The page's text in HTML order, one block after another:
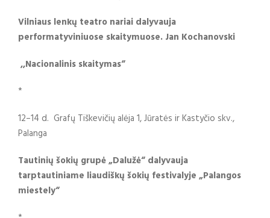
Vilniaus lenkų teatro nariai dalyvauja
performatyviniuose skaitymuose. Jan Kochanovski
,,Nacionalinis skaitymas“
*
12–14 d. Grafų Tiškevičių alėja 1, Jūratės ir Kastyčio skv.,
Palanga
Tautinių šokių grupė „Dalužė“ dalyvauja
tarptautiniame liaudiškų šokių festivalyje „Palangos
miestely“